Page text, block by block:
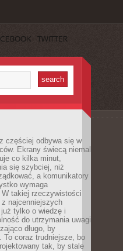
TWITTER
częściej odbywa się w
Ekrany świecą niemal
co kilka minut,
się szybciej, niż
a komunikatory
wymaga
takiej rzeczywistości
z najcenniejszych
tylko o wiedzę i
do utrzymania uwagi
długo, by
To coraz trudniejsze, bo
tak, by stale